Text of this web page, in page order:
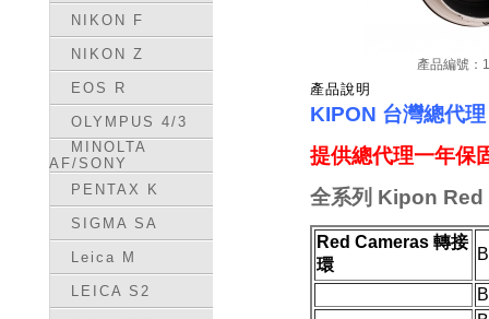
NIKON F
NIKON Z
EOS R
OLYMPUS 4/3
MINOLTA
AF/SONY
PENTAX K
SIGMA SA
Leica M
LEICA S2
產品編號：
產品說明
KIPON 台灣總代
提供總代理一年保
全系列 Kipon
Red Cameras 轉接
環